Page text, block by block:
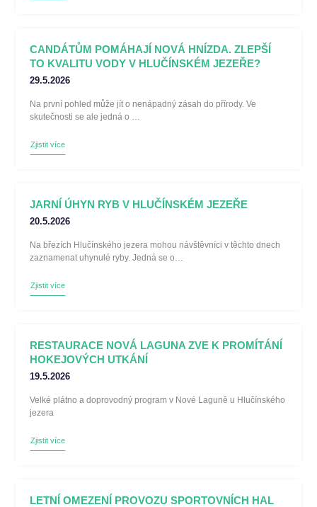
CANDÁTŮM POMÁHAJÍ NOVÁ HNÍZDA. ZLEPŠÍ
TO KVALITU VODY V HLUČÍNSKÉM JEZEŘE?
29.5.2026
Na první pohled může jít o nenápadný zásah do přírody. Ve
skutečnosti se ale jedná o …
Zjistit více
JARNÍ ÚHYN RYB V HLUČÍNSKÉM JEZEŘE
20.5.2026
Na březích Hlučínského jezera mohou návštěvníci v těchto dnech
zaznamenat uhynulé ryby. Jedná se o…
Zjistit více
RESTAURACE NOVÁ LAGUNA ZVE K PROMÍTÁNÍ
HOKEJOVÝCH UTKÁNÍ
19.5.2026
Velké plátno a doprovodný program v Nové Laguně u Hlučínského
jezera
Zjistit více
LETNÍ OMEZENÍ PROVOZU SPORTOVNÍCH HAL